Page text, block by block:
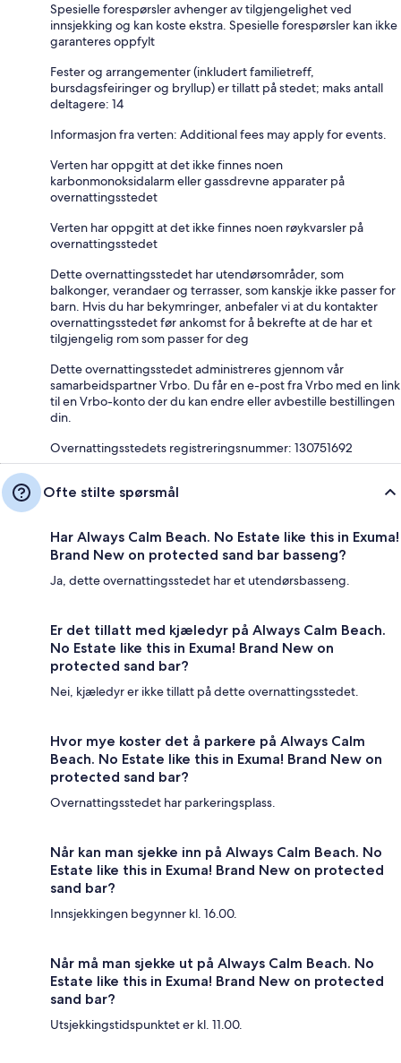
Spesielle forespørsler avhenger av tilgjengelighet ved
innsjekking og kan koste ekstra. Spesielle forespørsler kan ikke
garanteres oppfylt
Fester og arrangementer (inkludert familietreff,
bursdagsfeiringer og bryllup) er tillatt på stedet; maks antall
deltagere: 14
Informasjon fra verten: Additional fees may apply for events.
Verten har oppgitt at det ikke finnes noen
karbonmonoksidalarm eller gassdrevne apparater på
overnattingsstedet
Verten har oppgitt at det ikke finnes noen røykvarsler på
overnattingsstedet
Dette overnattingsstedet har utendørsområder, som
balkonger, verandaer og terrasser, som kanskje ikke passer for
barn. Hvis du har bekymringer, anbefaler vi at du kontakter
overnattingsstedet før ankomst for å bekrefte at de har et
tilgjengelig rom som passer for deg
Dette overnattingsstedet administreres gjennom vår
samarbeidspartner Vrbo. Du får en e-post fra Vrbo med en link
til en Vrbo-konto der du kan endre eller avbestille bestillingen
din.
Overnattingsstedets registreringsnummer: 130751692
Ofte stilte spørsmål
Har Always Calm Beach. No Estate like this in Exuma!
Brand New on protected sand bar basseng?
Ja, dette overnattingsstedet har et utendørsbasseng.
Er det tillatt med kjæledyr på Always Calm Beach.
No Estate like this in Exuma! Brand New on
protected sand bar?
Nei, kjæledyr er ikke tillatt på dette overnattingsstedet.
Hvor mye koster det å parkere på Always Calm
Beach. No Estate like this in Exuma! Brand New on
protected sand bar?
Overnattingsstedet har parkeringsplass.
Når kan man sjekke inn på Always Calm Beach. No
Estate like this in Exuma! Brand New on protected
sand bar?
Innsjekkingen begynner kl. 16.00.
Når må man sjekke ut på Always Calm Beach. No
Estate like this in Exuma! Brand New on protected
sand bar?
Utsjekkingstidspunktet er kl. 11.00.